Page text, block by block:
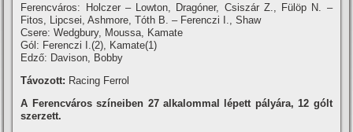
Ferencváros: Holczer – Lowton, Dragóner, Csiszár Z., Fülöp N. –
Fitos, Lipcsei, Ashmore, Tóth B. – Ferenczi I., Shaw
Csere: Wedgbury, Moussa, Kamate
Gól: Ferenczi I.(2), Kamate(1)
Edző: Davison, Bobby
Távozott: Racing Ferrol
A Ferencváros szí­neiben 27 alkalommal lépett pályára, 12 gólt
szerzett.